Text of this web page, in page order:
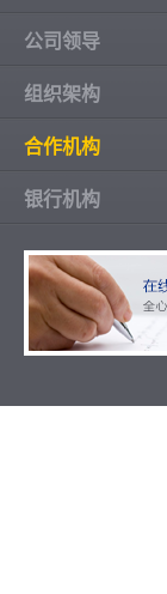
公司领导
组织架构
合作机构
银行机构